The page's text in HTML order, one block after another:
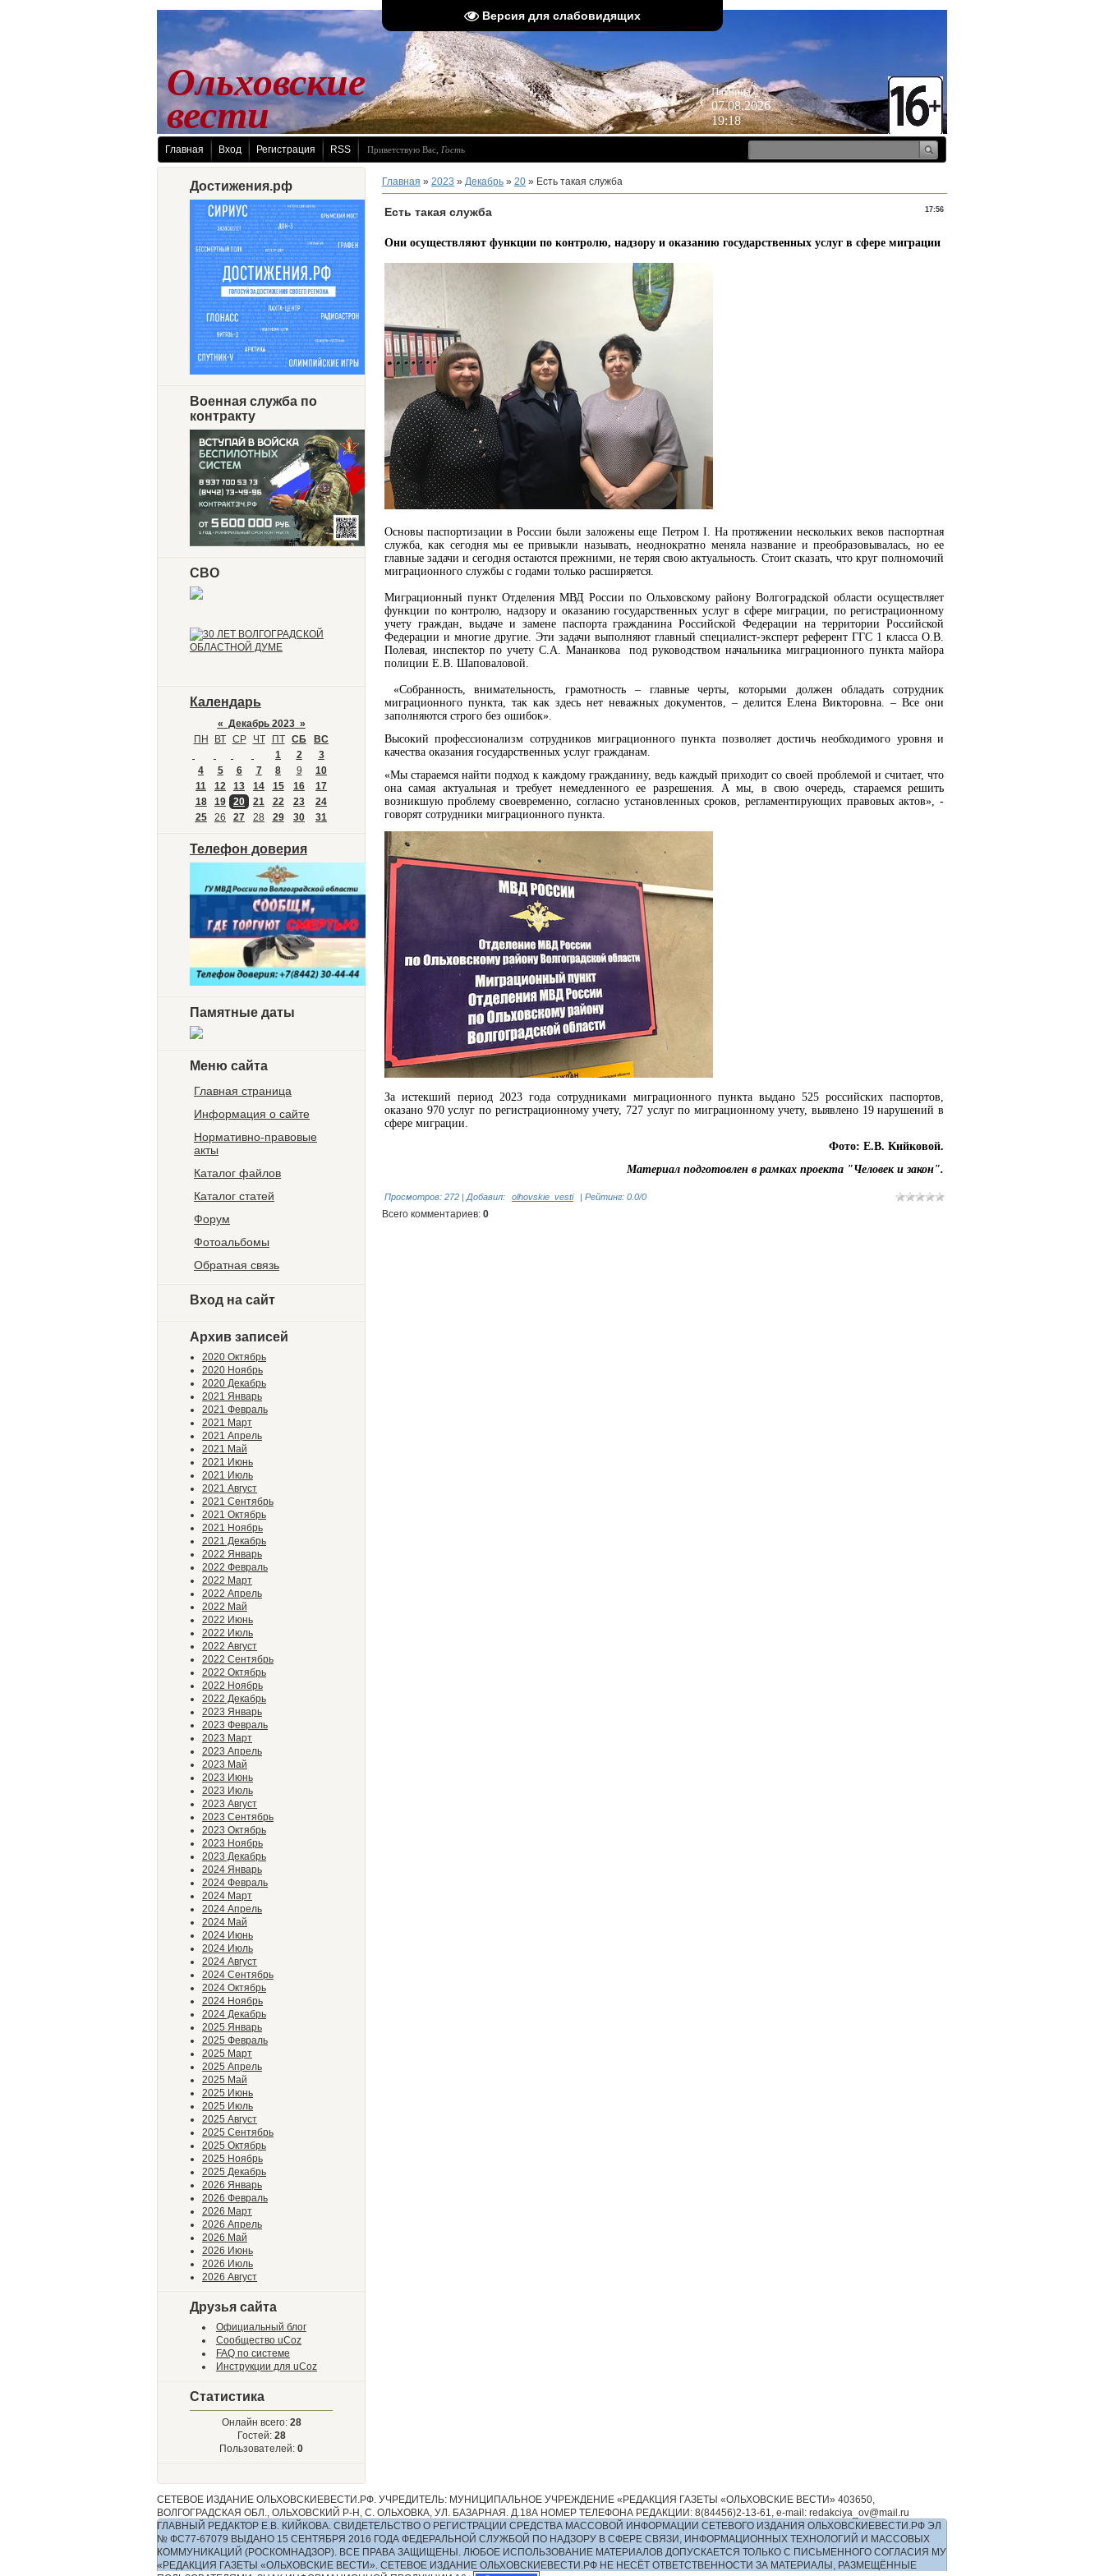
Версия для слабовидящих
Пятница
07.08.2026
19:18
Ольховские
вести
Главная Вход Регистрация RSS Приветствую Вас Гость
Достижения.рф
Военная служба по
контракту
СВО
Календарь
« Декабрь 2023 »
ПН
ВТ СР ЧТ ПТ СБ
ВС
1
2
3
4
5 6 7 8 9
10
11
12 13 14 15 16
17
18
19 20 21 22 23
24
25
26 27 28 29 30 31
Телефон доверия
Памятные даты
Меню сайта
Главная страница
Информация о сайте
Нормативно-правовые
акты
Каталог файлов
Каталог статей
Форум
Фотоальбомы
Обратная связь
Вход на сайт
Архив записей
2020 Октябрь
2020 Ноябрь
2020 Декабрь
2021 Январь
2021 Февраль
2021 Март
2021 Апрель
2021 Май
2021 Июнь
2021 Июль
2021 Август
2021 Сентябрь
2021 Октябрь
2021 Ноябрь
2021 Декабрь
2022 Январь
2022 Февраль
2022 Март
2022 Апрель
2022 Май
2022 Июнь
2022 Июль
2022 Август
2022 Сентябрь
2022 Октябрь
2022 Ноябрь
2022 Декабрь
2023 Январь
2023 Февраль
2023 Март
2023 Апрель
2023 Май
2023 Июнь
2023 Июль
2023 Август
2023 Сентябрь
2023 Октябрь
2023 Ноябрь
2023 Декабрь
2024 Январь
2024 Февраль
2024 Март
2024 Апрель
2024 Май
2024 Июнь
2024 Июль
2024 Август
2024 Сентябрь
2024 Октябрь
2024 Ноябрь
2024 Декабрь
2025 Январь
2025 Февраль
2025 Март
2025 Апрель
2025 Май
2025 Июнь
2025 Июль
2025 Август
2025 Сентябрь
2025 Октябрь
2025 Ноябрь
2025 Декабрь
2026 Январь
2026 Февраль
2026 Март
2026 Апрель
2026 Май
2026 Июнь
2026 Июль
2026 Август
Друзья сайта
Официальный блог
Сообщество uCoz
FAQ по системе
Инструкции для uCoz
Статистика
Онлайн всего: 28
Гостей: 28
Пользователей: 0
Главная » 2023 » Декабрь » 20 » Есть такая служба
17:56
Есть такая служба
Они осуществляют функции по контролю, надзору и оказанию государственных услуг в сфере миграции
Основы паспортизации в России были заложены еще Петром I. На протяжении нескольких веков паспортная
служба, как сегодня мы ее привыкли называть, неоднократно меняла название и преобразовывалась, но ее
главные задачи и сегодня остаются прежними, не теряя свою актуальность. Стоит сказать, что круг полномочий
миграционного службы с годами только расширяется.
Миграционный пункт Отделения МВД России по Ольховскому району Волгоградской области осуществляет
функции по контролю, надзору и оказанию государственных услуг в сфере миграции, по регистрационному
учету граждан, выдаче и замене паспорта гражданина Российской Федерации на территории Российской
Федерации и многие другие. Эти задачи выполняют главный специалист-эксперт референт ГГС 1 класса О.В.
Полевая, инспектор по учету С.А. Мананкова под руководством начальника миграционного пункта майора
полиции Е.В. Шаповаловой.
«Собранность, внимательность, грамотность – главные черты, которыми должен обладать сотрудник
миграционного пункта, так как здесь нет неважных документов, – делится Елена Викторовна. – Все они
заполняются строго без ошибок».
Высокий профессионализм сотрудников миграционного пункта позволяет достичь необходимого уровня и
качества оказания государственных услуг гражданам.
«Мы стараемся найти подход к каждому гражданину, ведь каждый приходит со своей проблемой и считает, что
она самая актуальная и требует немедленного ее разрешения. А мы, в свою очередь, стараемся решить
возникшую проблему своевременно, согласно установленных сроков, регламентирующих правовых актов», -
говорят сотрудники миграционного пункта.
За истекший период 2023 года сотрудниками миграционного пункта выдано 525 российских паспортов,
оказано 970 услуг по регистрационному учету, 727 услуг по миграционному учету, выявлено 19 нарушений в
сфере миграции.
Фото: Е.В. Кийковой.
Материал подготовлен в рамках проекта "Человек и закон".
Просмотров: 272 | Добавил: olhovskie_vesti | Рейтинг: 0.0/0
Всего комментариев: 0
СЕТЕВОЕ ИЗДАНИЕ ОЛЬХОВСКИЕВЕСТИ.РФ. УЧРЕДИТЕЛЬ: МУНИЦИПАЛЬНОЕ УЧРЕЖДЕНИЕ «РЕДАКЦИЯ ГАЗЕТЫ «ОЛЬХОВСКИЕ ВЕСТИ» 403650,
ВОЛГОГРАДСКАЯ ОБЛ., ОЛЬХОВСКИЙ Р-Н, С. ОЛЬХОВКА, УЛ. БАЗАРНАЯ. Д.18А НОМЕР ТЕЛЕФОНА РЕДАКЦИИ: 8(84456)2-13-61, e-mail: redakciya_ov@mail.ru
ГЛАВНЫЙ РЕДАКТОР Е.В. КИЙКОВА. СВИДЕТЕЛЬСТВО О РЕГИСТРАЦИИ СРЕДСТВА МАССОВОЙ ИНФОРМАЦИИ СЕТЕВОГО ИЗДАНИЯ ОЛЬХОВСКИЕВЕСТИ.РФ ЭЛ
№ ФС77-67079 ВЫДАНО 15 СЕНТЯБРЯ 2016 ГОДА ФЕДЕРАЛЬНОЙ СЛУЖБОЙ ПО НАДЗОРУ В СФЕРЕ СВЯЗИ, ИНФОРМАЦИОННЫХ ТЕХНОЛОГИЙ И МАССОВЫХ
КОММУНИКАЦИЙ (РОСКОМНАДЗОР). ВСЕ ПРАВА ЗАЩИЩЕНЫ. ЛЮБОЕ ИСПОЛЬЗОВАНИЕ МАТЕРИАЛОВ ДОПУСКАЕТСЯ ТОЛЬКО С ПИСЬМЕННОГО СОГЛАСИЯ МУ
«РЕДАКЦИЯ ГАЗЕТЫ «ОЛЬХОВСКИЕ ВЕСТИ». СЕТЕВОЕ ИЗДАНИЕ ОЛЬХОВСКИЕВЕСТИ.РФ НЕ НЕСЁТ ОТВЕТСТВЕННОСТИ ЗА МАТЕРИАЛЫ, РАЗМЕЩЁННЫЕ